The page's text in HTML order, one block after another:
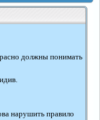
должны понимать
нарушить правило